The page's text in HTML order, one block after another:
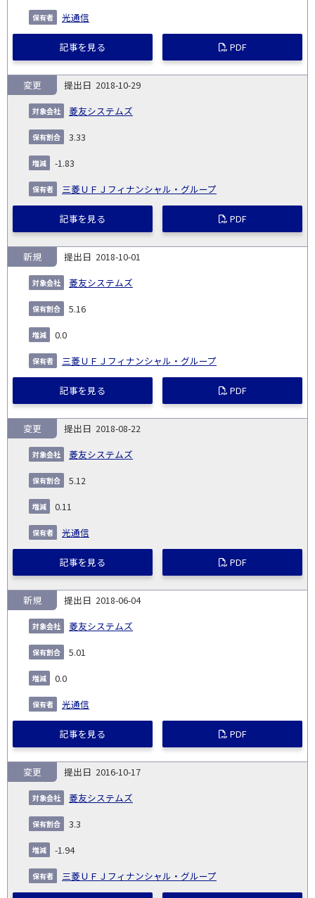
光通信
記事を見る PDF
2018-10-29
菱友システムズ
変更
3.33
-1.83
三菱ＵＦＪフィナンシャル・グループ
記事を見る PDF
2018-10-01
菱友システムズ
新規
5.16
0.0
三菱ＵＦＪフィナンシャル・グループ
記事を見る PDF
2018-08-22
菱友システムズ
変更
5.12
0.11
光通信
記事を見る PDF
2018-06-04
菱友システムズ
新規
5.01
0.0
光通信
記事を見る PDF
2016-10-17
菱友システムズ
変更
3.3
-1.94
三菱ＵＦＪフィナンシャル・グループ